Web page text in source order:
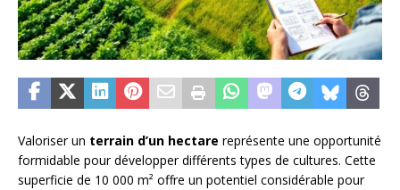
Valoriser un terrain d’un hectare représente une opportunité
formidable pour développer différents types de cultures. Cette
superficie de 10 000 m² offre un potentiel considérable pour